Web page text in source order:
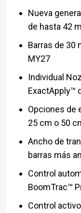
Nueva
de hasta 42 m
Barras de 30
MY27
Individual
ExactApply™
Opciones de
25 cm o 50
Ancho de
barras más
Control
BoomTrac™
Control